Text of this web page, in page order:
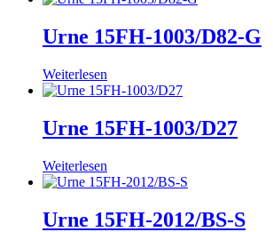
Urne 15FH-1003/D82-G
Weiterlesen
Urne 15FH-1003/D27
Weiterlesen
Urne 15FH-2012/BS-S